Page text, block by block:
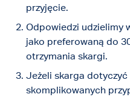
przyjęcie.
Odpowiedzi udzielimy
jako preferowaną do
otrzymania skargi.
Jeżeli skarga
skomplikowanych